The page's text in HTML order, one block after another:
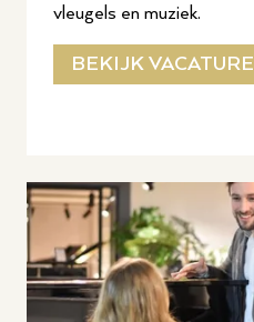
vleugels en muziek.
BEKIJK VACATURE